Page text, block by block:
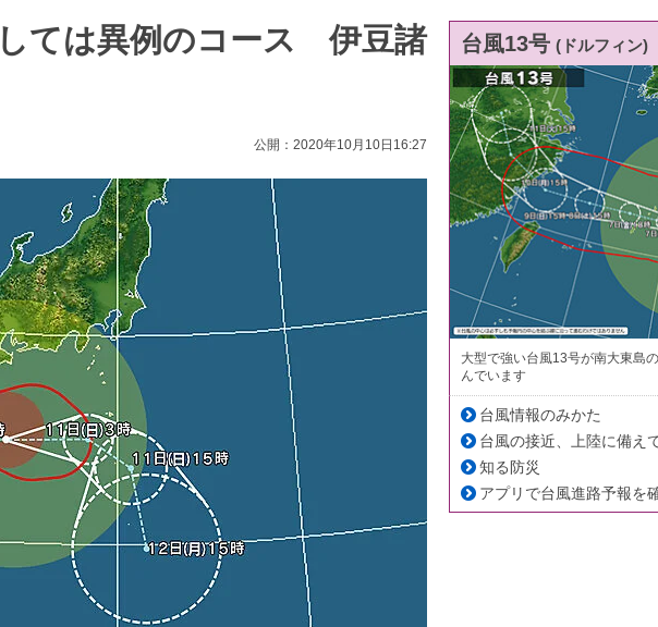
ては異例のコース 伊豆諸
公開：2020年10月10日16:27
台風13号 (ドルフィン)
大型で強い台風13号が南大東島
んでいます
台風情報のみかた
台風の接近、上陸に備え
知る防災
アプリで台風進路予報を